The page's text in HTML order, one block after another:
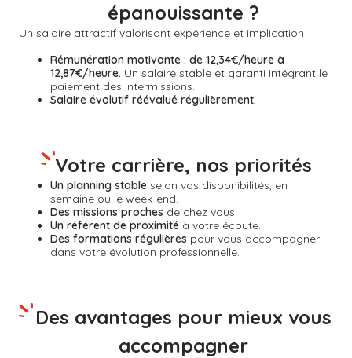
Un salaire attractif valorisant expérience et implication
Rémunération motivante : de 12,34€/heure à
12,87€/heure. Un salaire stable et garanti intégrant le
paiement des intermissions.
Salaire évolutif réévalué régulièrement.
épanouissante ?
Un planning stable selon vos disponibilités, en
semaine ou le week-end.
Des missions proches de chez vous.
Un référent de proximité à votre écoute.
Des formations régulières pour vous accompagner
dans votre évolution professionnelle.
Votre carrière, nos priorités
Des avantages pour mieux vous
accompagner